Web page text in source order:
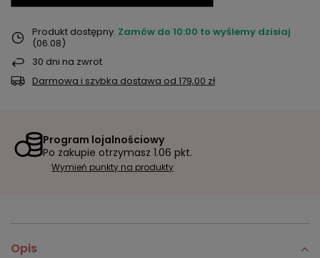
Produkt dostępny Zamów do 10:00 to wyślemy dzisiaj
(06.08)
30 dni na zwrot
Darmowa i szybka dostawa od 179,00 zł
Program lojalnościowy
Po zakupie otrzymasz 1.06 pkt.
Wymień punkty na produkty
Opis